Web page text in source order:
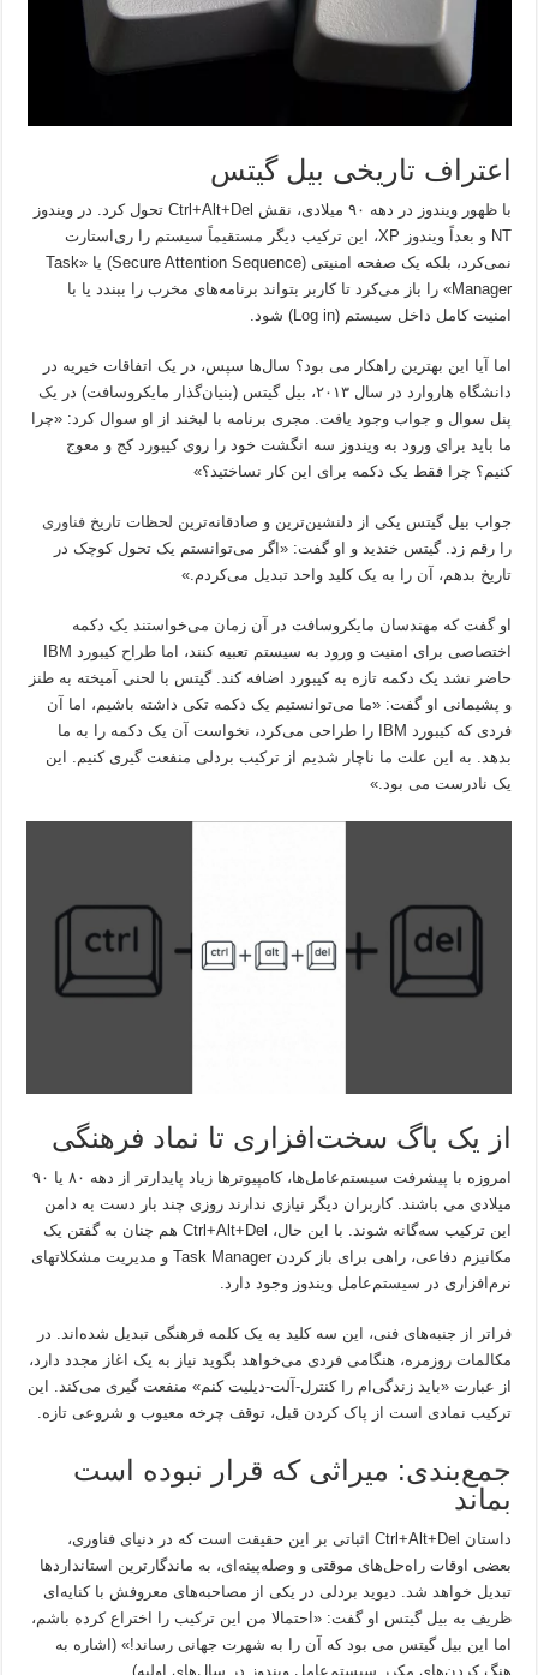
اعتراف تاریخی بیل گیتس
با ظهور ویندوز در دهه ۹۰ میلادی، نقش Ctrl+Alt+Del تحول کرد. در ویندوز
NT و بعداً ویندوز XP، این ترکیب دیگر مستقیماً سیستم را ری‌استارت
نمی‌کرد، بلکه یک صفحه امنیتی (Secure Attention Sequence) یا «Task
Manager» را باز می‌کرد تا کاربر بتواند برنامه‌های مخرب را ببندد یا با
امنیت کامل داخل سیستم (Log in) شود.
اما آیا این بهترین راهکار می بود؟ سال‌ها سپس، در یک اتفاقات خیریه در
دانشگاه هاروارد در سال ۲۰۱۳، بیل گیتس (بنیان‌گذار مایکروسافت) در یک
پنل سوال و جواب وجود یافت. مجری برنامه با لبخند از او سوال کرد: «چرا
ما باید برای ورود به ویندوز سه انگشت خود را روی کیبورد کج و معوج
کنیم؟ چرا فقط یک دکمه برای این کار نساختید؟»
جواب بیل گیتس یکی از دلنشین‌ترین و صادقانه‌ترین لحظات تاریخفناوری
را رقم زد. گیتس خندید و او گفت: «اگر می‌توانستم یک تحول کوچک در
تاریخ بدهم، آن را به یک کلید واحد تبدیل می‌کردم.»
او گفت که مهندسان مایکروسافت در آن زمان می‌خواستند یک دکمه
اختصاصی برای امنیت و ورود به سیستم تعبیه کنند، اما طراح کیبورد IBM
حاضر نشد یک دکمه تازه به کیبورد اضافه کند. گیتس با لحنی آمیخته به طنز
و پشیمانی او گفت: «ما می‌توانستیم یک دکمه تکی داشته باشیم، اما آن
فردی که کیبورد IBM را طراحی می‌کرد، نخواست آن یک دکمه را به ما
بدهد. به این علت ما ناچار شدیم از ترکیب بردلی منفعت گیری کنیم. این
یک نادرست می بود.»
از یک باگ سخت‌افزاری تا نماد فرهنگی
امروزه با پیشرفت سیستم‌عامل‌ها، کامپیوترها زیاد پایدارتر از دهه ۸۰ یا ۹۰
میلادی می باشند. کاربران دیگر نیازی ندارند روزی چند بار دست به دامن
این ترکیب سه‌گانه شوند. با این حال، Ctrl+Alt+Del هم چنان به گفتن یک
مکانیزم دفاعی، راهی برای باز کردن Task Manager و مدیریت مشکلاتهای
نرم‌افزاری در سیستم‌عامل ویندوز وجود دارد.
فراتر از جنبه‌های فنی، این سه کلید به یک کلمه فرهنگی تبدیل شده‌اند. در
مکالمات روزمره، هنگامی فردی می‌خواهد بگوید نیاز به یک اغاز مجدد دارد،
از عبارت «باید زندگی‌ام را کنترل-آلت-دیلیت کنم» منفعت گیری می‌کند. این
ترکیب نمادی است از پاک کردن قبل، توقف چرخه معیوب و شروعی تازه.
جمع‌بندی: میراثی که قرار نبوده است
بماند
داستان Ctrl+Alt+Del اثباتی بر این حقیقت است که در دنیای فناوری،
بعضی اوقات راه‌حل‌های موقتی و وصله‌پینه‌ای، به ماندگارترین استانداردها
تبدیل خواهد شد. دیوید بردلی در یکی از مصاحبه‌های معروفش با کنایه‌ای
ظریف به بیل گیتس او گفت: «احتمالا من این ترکیب را اختراع کرده باشم،
اما این بیل گیتس می بود که آن را به شهرت جهانی رساند!» (اشاره به
هنگ کردن‌های مکرر سیستم‌عامل ویندوز در سال‌های اولیه).